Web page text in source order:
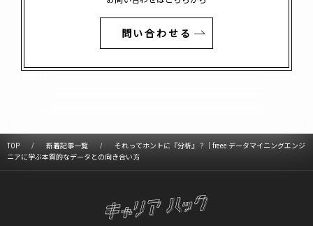
問い合わせる
TOP 新着記事一覧
それってホントに『分析』？｜freee データマイニングエンジ
ニアに学ぶ本質的なデータとの向き合い方